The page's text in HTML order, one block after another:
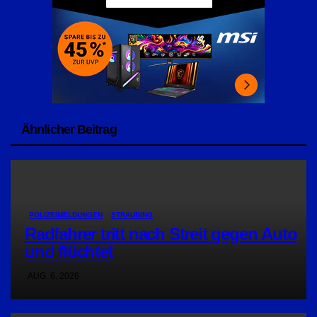
Ähnlicher Beitrag
POLIZEIMELDUNGEN STRAUBING
Radfahrer tritt nach Streit gegen Auto
und flüchtet